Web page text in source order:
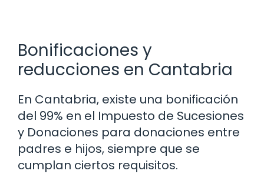
Bonificaciones y
reducciones en Cantabria
En Cantabria, existe una bonificación
del 99% en el Impuesto de Sucesiones
y Donaciones para donaciones entre
padres e hijos, siempre que se
cumplan ciertos requisitos.